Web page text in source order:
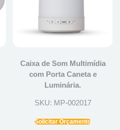
Caixa de Som Multimídia
com Porta Caneta e
Luminária.
SKU: MP-002017
Solicitar Orçamento